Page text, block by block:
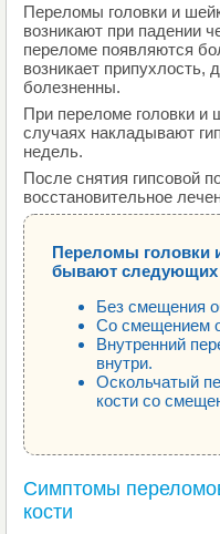
Переломы головки и
возникают при падении
переломе появляются
возникает припухлость,
болезненны.
При переломе головки и
случаях накладывают
недель.
После снятия гипсовой
восстановительное
Переломы головки
бывают следующих
Без смещения
Со смещением
Внутренний
внутри.
Оскольчатый
кости со
Симптомы
кости